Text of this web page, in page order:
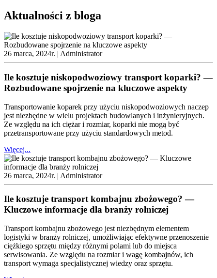
Aktualności z bloga
26 marca, 2024r. | Administrator
Ile kosztuje niskopodwoziowy transport koparki? —
Rozbudowane spojrzenie na kluczowe aspekty
Transportowanie koparek przy użyciu niskopodwoziowych naczep
jest niezbędne w wielu projektach budowlanych i inżynieryjnych.
Ze względu na ich ciężar i rozmiar, koparki nie mogą być
przetransportowane przy użyciu standardowych metod.
Więcej...
26 marca, 2024r. | Administrator
Ile kosztuje transport kombajnu zbożowego? —
Kluczowe informacje dla branży rolniczej
Transport kombajnu zbożowego jest niezbędnym elementem
logistyki w branży rolniczej, umożliwiając efektywne przenoszenie
ciężkiego sprzętu między różnymi polami lub do miejsca
serwisowania. Ze względu na rozmiar i wagę kombajnów, ich
transport wymaga specjalistycznej wiedzy oraz sprzętu.